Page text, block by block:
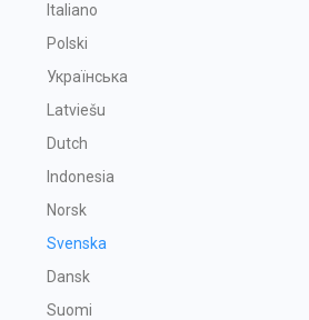
Italiano
Polski
Українська
Latviešu
Dutch
Indonesia
Norsk
Svenska
Dansk
Suomi